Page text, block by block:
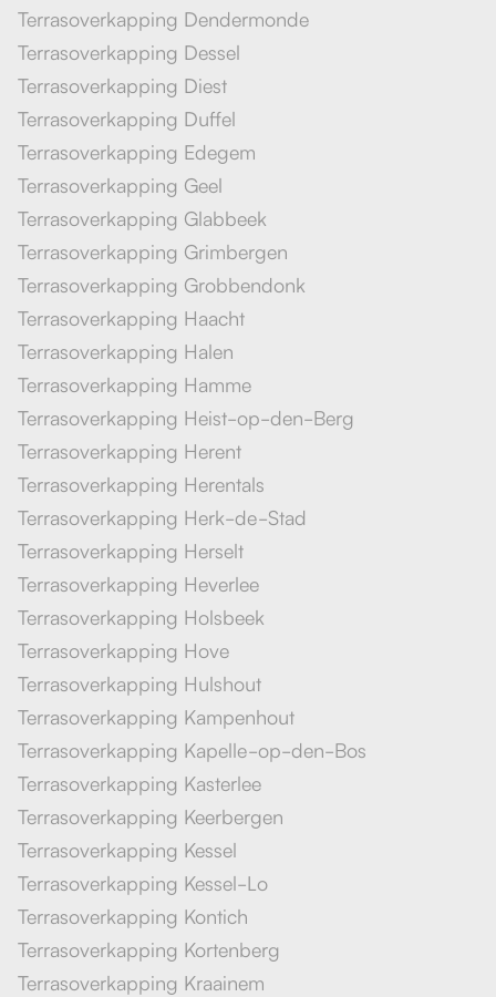
Terrasoverkapping Dendermonde
Terrasoverkapping Dessel
Terrasoverkapping Diest
Terrasoverkapping Duffel
Terrasoverkapping Edegem
Terrasoverkapping Geel
Terrasoverkapping Glabbeek
Terrasoverkapping Grimbergen
Terrasoverkapping Grobbendonk
Terrasoverkapping Haacht
Terrasoverkapping Halen
Terrasoverkapping Hamme
Terrasoverkapping Heist-op-den-Berg
Terrasoverkapping Herent
Terrasoverkapping Herentals
Terrasoverkapping Herk-de-Stad
Terrasoverkapping Herselt
Terrasoverkapping Heverlee
Terrasoverkapping Holsbeek
Terrasoverkapping Hove
Terrasoverkapping Hulshout
Terrasoverkapping Kampenhout
Terrasoverkapping Kapelle-op-den-Bos
Terrasoverkapping Kasterlee
Terrasoverkapping Keerbergen
Terrasoverkapping Kessel
Terrasoverkapping Kessel-Lo
Terrasoverkapping Kontich
Terrasoverkapping Kortenberg
Terrasoverkapping Kraainem